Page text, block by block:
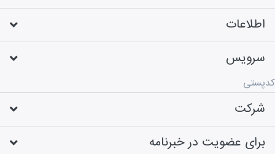
اطلاعات
سرویس
کدپستی
شرکت
برای عضویت در خبرنامه